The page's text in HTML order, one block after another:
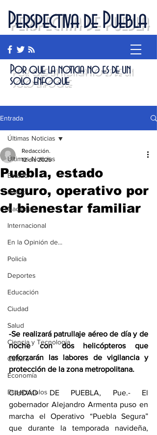
Perspectiva de Puebla
Por que la noticia no es de un
solo enfoque
Entrada
Últimas Noticias
Estado
Política
Nacional
Internacional
En la Opinión de...
Policía
Deportes
Educación
Ciudad
Salud
Ciencia y Tecnología
Cultura
Economía
Espectáculos
Últimas Noticias
Puebla, estado
seguro, operativo por
el bienestar familiar
Redacción.
12 dic 2025
-Se realizará patrullaje aéreo de día y de
noche con dos helicópteros que
reforzarán las labores de vigilancia y
protección de la zona metropolitana.
CIUDAD DE PUEBLA, Pue.- El
gobernador Alejandro Armenta puso en
marcha el Operativo “Puebla Segura”
que durante la temporada navideña,